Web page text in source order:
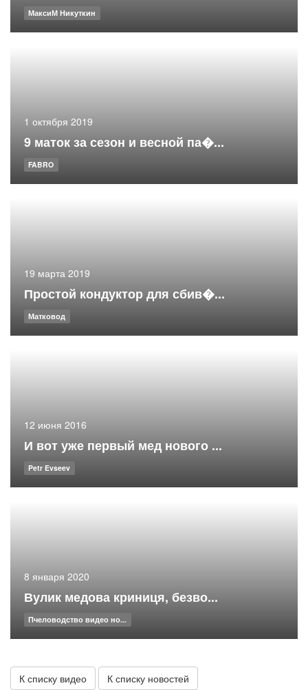
МаксиМ Никуткин
1 октября 2019
9 маток за сезон и весной па�...
FABRO
19 марта 2019
Простой кондуктор для сбив�...
Матковод
12 июня 2016
И вот уже первый мед нового ...
Petr Evseev
8 января 2020
Вулик медова криниця, безво...
Пчеловодство видео но...
К списку видео К списку новостей